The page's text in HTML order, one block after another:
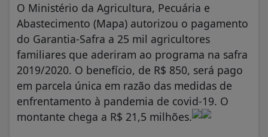
O Ministério da Agricultura, Pecuária e
Abastecimento (Mapa) autorizou o pagamento
do Garantia-Safra a 25 mil agricultores
familiares que aderiram ao programa na safra
2019/2020. O benefício, de R$ 850, será pago
em parcela única em razão das medidas de
enfrentamento à pandemia de covid-19. O
montante chega a R$ 21,5 milhões.